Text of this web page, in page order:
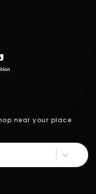
near your place